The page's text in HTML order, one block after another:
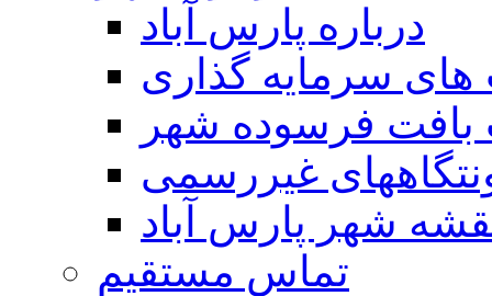
درباره پارس آباد
سرمایه گذاری
بافت فرسوده شهر
غیررسمی
شهر پارس آباد
تماس مستقیم